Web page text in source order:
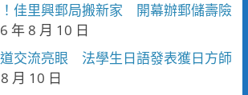
佳里興郵局搬新家 開幕辦郵儲壽險
年 8 月 10 日
交流亮眼 法學生日語發表獲日方師
月 10 日